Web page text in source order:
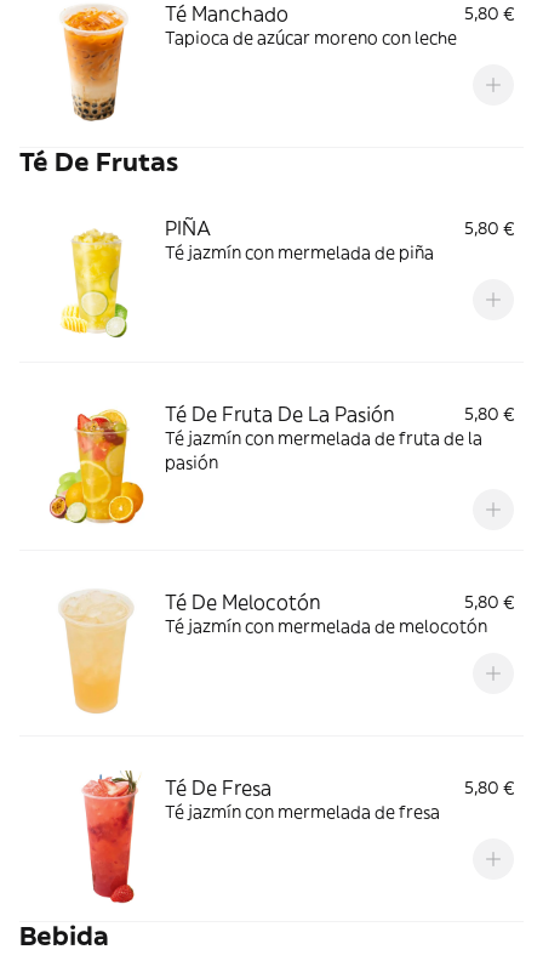
Té Manchado
5,80 €
Tapioca de azúcar moreno con leche
Té De Frutas
PIÑA
5,80 €
Té jazmín con mermelada de piña
Té De Fruta De La Pasión
5,80 €
Té jazmín con mermelada de fruta de la
pasión
Té De Melocotón
5,80 €
Té jazmín con mermelada de melocotón
Té De Fresa
5,80 €
Té jazmín con mermelada de fresa
Bebida